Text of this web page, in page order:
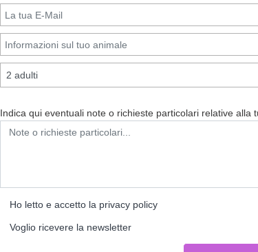
Indica qui eventuali note o richieste particolari relative alla
Ho letto e accetto la privacy policy
Voglio ricevere la newsletter